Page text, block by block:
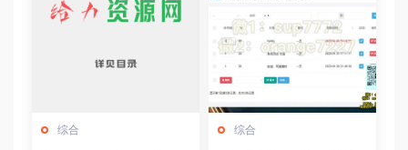
综合 综合